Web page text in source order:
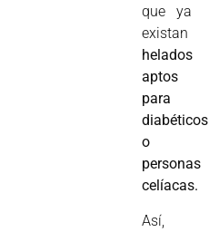
que ya
existan
helados
aptos
para
diabéticos
o
personas
celíacas.
Así,